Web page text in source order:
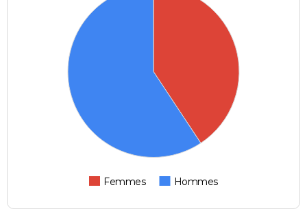
Femmes Hommes